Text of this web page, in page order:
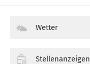
Wetter
Stellenanzeigen